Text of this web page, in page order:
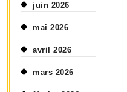
juin 2026
mai 2026
avril 2026
mars 2026